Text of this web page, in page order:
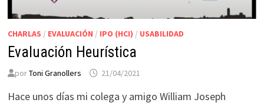
CHARLAS / EVALUACIÓN / IPO (HCI) / USABILIDAD
Evaluación Heurística
porToni Granollers 21/04/2021
Hace unos días mi colega y amigo William Joseph